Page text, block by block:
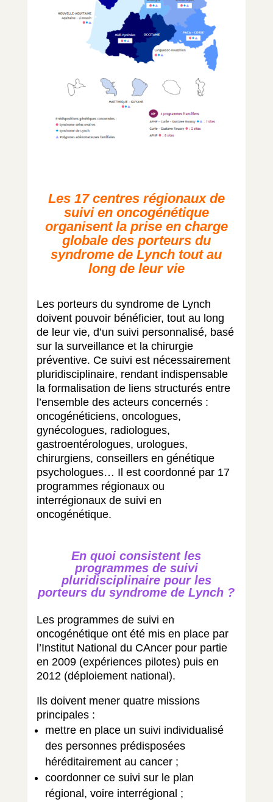
Les 17 centres régionaux de
suivi en oncogénétique
organisent la prise en charge
globale des porteurs du
syndrome de Lynch tout au
long de leur vie
Les porteurs du syndrome de Lynch
doivent pouvoir bénéficier, tout au long
de leur vie, d’un suivi personnalisé, basé
sur la surveillance et la chirurgie
préventive. Ce suivi est nécessairement
pluridisciplinaire, rendant indispensable
la formalisation de liens structurés entre
l’ensemble des acteurs concernés :
oncogénéticiens, oncologues,
gynécologues, radiologues,
gastroentérologues, urologues,
chirurgiens, conseillers en génétique
psychologues… Il est coordonné par 17
programmes régionaux ou
interrégionaux de suivi en
oncogénétique.
En quoi consistent les
programmes de suivi
pluridisciplinaire pour les
porteurs du syndrome de Lynch ?
Les programmes de suivi en
oncogénétique ont été mis en place par
l’Institut National du CAncer pour partie
en 2009 (expériences pilotes) puis en
2012 (déploiement national).
Ils doivent mener quatre missions
principales :
mettre en place un suivi individualisé
des personnes prédisposées
héréditairement au cancer ;
coordonner ce suivi sur le plan
régional, voire interrégional ;